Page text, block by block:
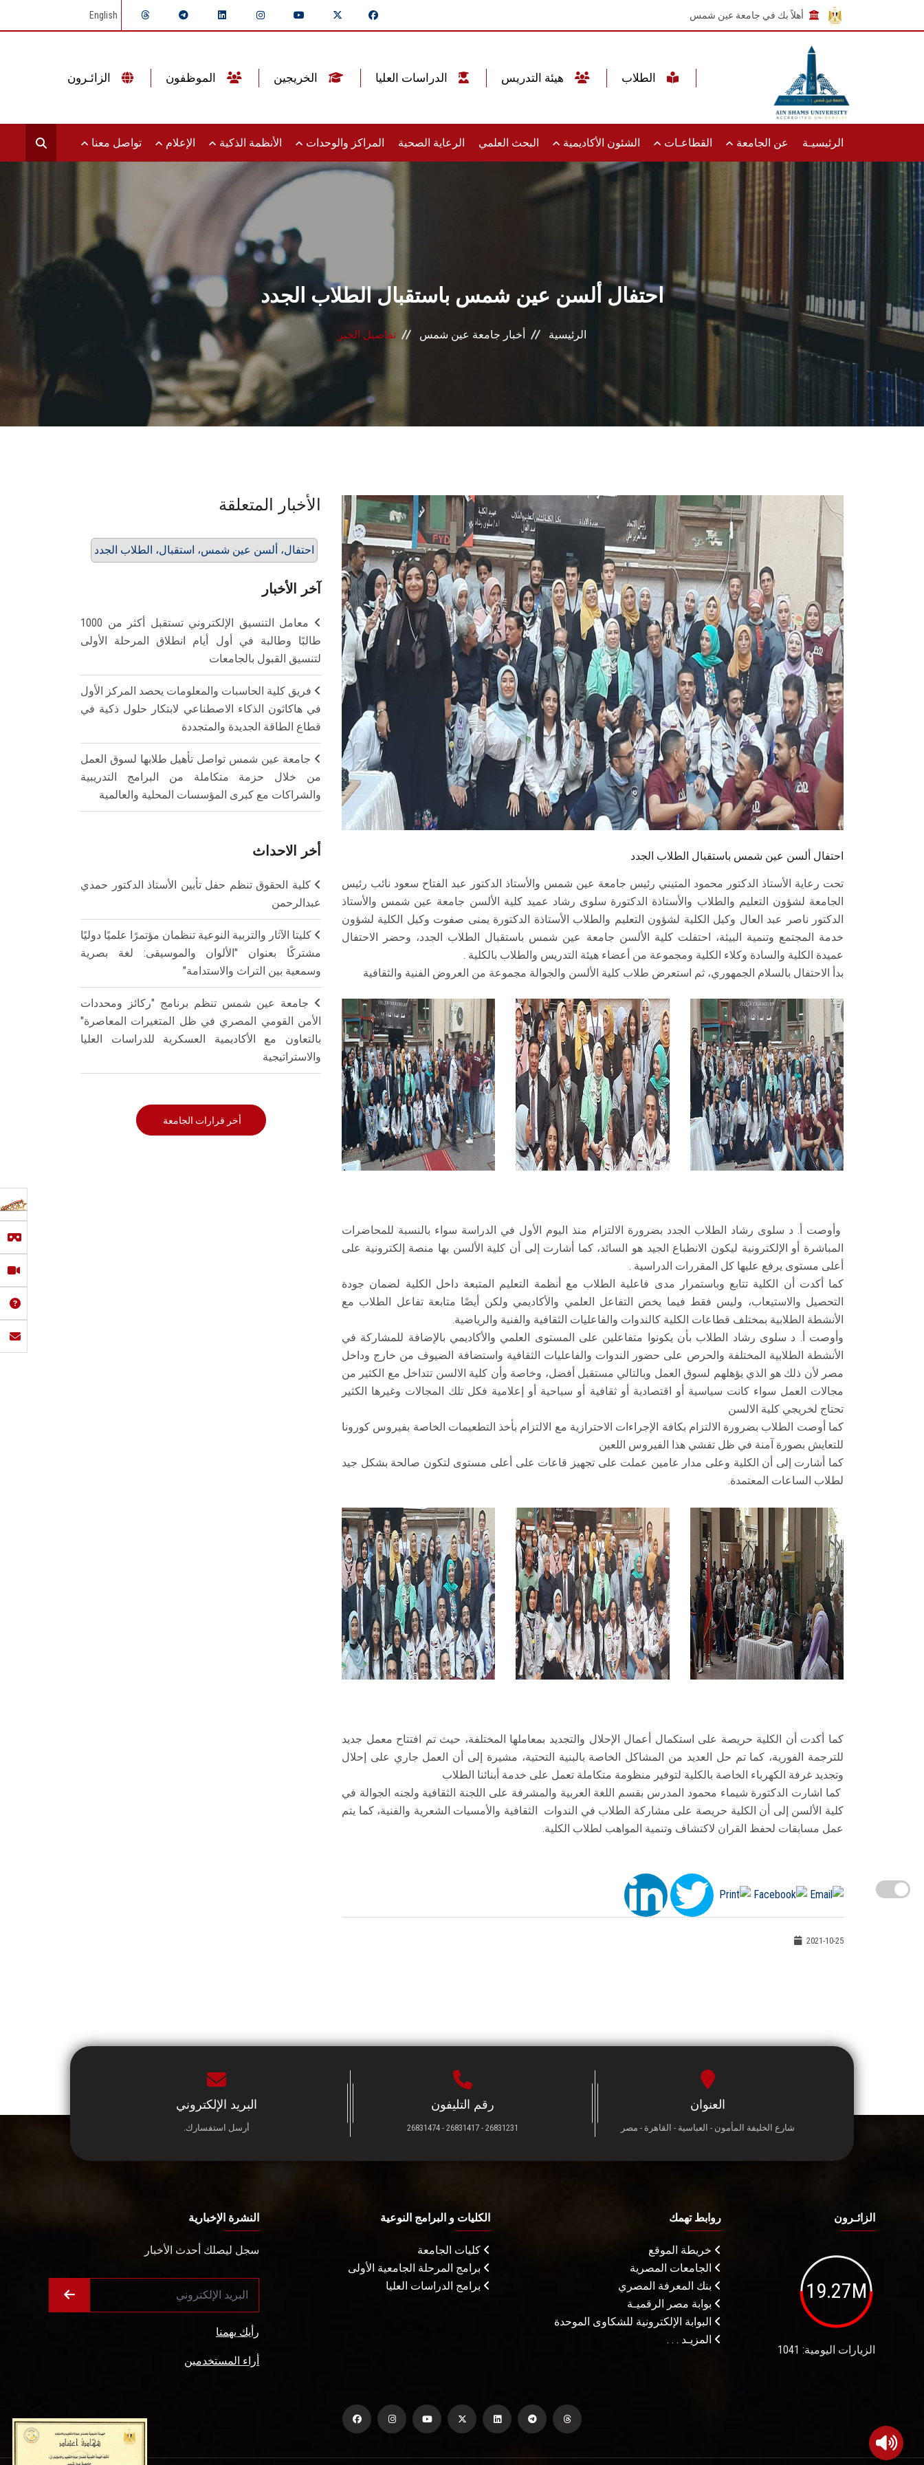
أهلاً بك في جامعة عين شمس English
الرئيسيـة عن الجامعة القطاعـات الشئون الأكاديمية البحث العلمي الرعاية الصحية المراكز والوحدات الأنظمة الذكية الإعلام تواصل معنا
احتفال ألسن عين شمس باستقبال الطلاب الجدد
الرئيسية أخبار جامعة عين شمس تفاصيل الخبر
احتفال ألسن عين شمس باستقبال الطلاب الجدد
تحت رعاية الأستاذ الدكتور محمود المتيني رئيس جامعة عين شمس والأستاذ الدكتور عبد الفتاح سعود نائب رئيس
الجامعة لشؤون التعليم والطلاب والأستاذة الدكتورة سلوى رشاد عميد كلية الألسن جامعة عين شمس والأستاذ
الدكتور ناصر عبد العال وكيل الكلية لشؤون التعليم والطلاب الأستاذة الدكتورة يمنى صفوت وكيل الكلية لشؤون
خدمة المجتمع وتنمية البيئة، احتفلت كلية الألسن جامعة عين شمس باستقبال الطلاب الجدد، وحضر الاحتفال
عميدة الكلية والسادة وكلاء الكلية ومجموعة من أعضاء هيئة التدريس والطلاب بالكلية .
بدأ الاحتفال بالسلام الجمهوري، ثم استعرض طلاب كلية الألسن والجوالة مجموعة من العروض الفنية والثقافية
وأوصت أ. د سلوى رشاد الطلاب الجدد بضرورة الالتزام منذ اليوم الأول في الدراسة سواء بالنسبة للمحاضرات
المباشرة أو الإلكترونية ليكون الانطباع الجيد هو السائد، كما أشارت إلى أن كلية الألسن بها منصة إلكترونية على
أعلى مستوى يرفع عليها كل المقررات الدراسية .
كما أكدت أن الكلية تتابع وباستمرار مدى فاعلية الطلاب مع أنظمة التعليم المتبعة داخل الكلية لضمان جودة
التحصيل والاستيعاب، وليس فقط فيما يخص التفاعل العلمي والأكاديمي ولكن أيضًا متابعة تفاعل الطلاب مع
الأنشطة الطلابية بمختلف قطاعات الكلية كالندوات والفاعليات الثقافية والفنية والرياضية.
وأوصت أ. د سلوى رشاد الطلاب بأن يكونوا متفاعلين على المستوى العلمي والأكاديمي بالإضافة للمشاركة في
الأنشطة الطلابية المختلفة والحرص على حضور الندوات والفاعليات الثقافية واستضافة الضيوف من خارج وداخل
مصر لأن ذلك هو الذي يؤهلهم لسوق العمل وبالتالي مستقبل أفضل، وخاصة وأن كلية الالسن تتداخل مع الكثير من
مجالات العمل سواء كانت سياسية أو اقتصادية أو ثقافية أو سياحية أو إعلامية فكل تلك المجالات وغيرها الكثير
تحتاج لخريجي كلية الالسن
كما أوصت الطلاب بضرورة الالتزام بكافة الإجراءات الاحترازية مع الالتزام بأخذ التطعيمات الخاصة بفيروس كورونا
للتعايش بصورة آمنة في ظل تفشي هذا الفيروس اللعين
كما أشارت إلى أن الكلية وعلى مدار عامين عملت على تجهيز قاعات على أعلى مستوى لتكون صالحة بشكل جيد
لطلاب الساعات المعتمدة.
كما أكدت أن الكلية حريصة على استكمال أعمال الإحلال والتجديد بمعاملها المختلفة، حيث تم افتتاح معمل جديد
للترجمة الفورية، كما تم حل العديد من المشاكل الخاصة بالبنية التحتية، مشيرة إلى أن العمل جاري على إحلال
وتجديد غرفة الكهرباء الخاصة بالكلية لتوفير منظومة متكاملة تعمل على خدمة أبنائنا الطلاب
كما اشارت الدكتورة شيماء محمود المدرس بقسم اللغة العربية والمشرفة على اللجنة الثقافية ولجنه الجوالة في
كلية الألسن إلى أن الكلية حريصة على مشاركة الطلاب في الندوات الثقافية والأمسيات الشعرية والفنية، كما يتم
عمل مسابقات لحفظ القران لاكتشاف وتنمية المواهب لطلاب الكلية.
2021-10-25
الأخبار المتعلقة
احتفال، ألسن عين شمس، استقبال، الطلاب الجدد
آخر الأخبار
معامل التنسيق الإلكتروني تستقبل أكثر من 1000
طالبًا وطالبة في أول أيام انطلاق المرحلة الأولى
لتنسيق القبول بالجامعات
فريق كلية الحاسبات والمعلومات يحصد المركز الأول
في هاكاثون الذكاء الاصطناعي لابتكار حلول ذكية في
قطاع الطاقة الجديدة والمتجددة
جامعة عين شمس تواصل تأهيل طلابها لسوق العمل
من خلال حزمة متكاملة من البرامج التدريبية
والشراكات مع كبرى المؤسسات المحلية والعالمية
أخر الاحداث
كلية الحقوق تنظم حفل تأبين الأستاذ الدكتور حمدي
عبدالرحمن
كليتا الآثار والتربية النوعية تنظمان مؤتمرًا علميًا دوليًا
مشتركًا بعنوان "الألوان والموسيقى: لغة بصرية
وسمعية بين التراث والاستدامة"
جامعة عين شمس تنظم برنامج "ركائز ومحددات
الأمن القومي المصري في ظل المتغيرات المعاصرة"
بالتعاون مع الأكاديمية العسكرية للدراسات العليا
والاستراتيجية
أخر قرارات الجامعة
العنوان
شارع الخليفة المأمون - العباسية - القاهرة - مصر
رقم التليفون
26831231 - 26831417 - 26831474
البريد الإلكتروني
أرسل استفسارك.
الزائـرون
19.27M
الزيارات اليومية: 1041
روابط تهمك
خريطة الموقع
الجامعات المصرية
بنك المعرفة المصري
بوابة مصر الرقميـة
البوابة الإلكترونية للشكاوى الموحدة
المزيـد . . .
الكليات و البرامج النوعية
كليات الجامعة
برامج المرحلة الجامعية الأولى
برامج الدراسات العليا
النشرة الإخبارية
سجل ليصلك أحدث الأخبار
رأيك يهمنا
أراء المستخدمين